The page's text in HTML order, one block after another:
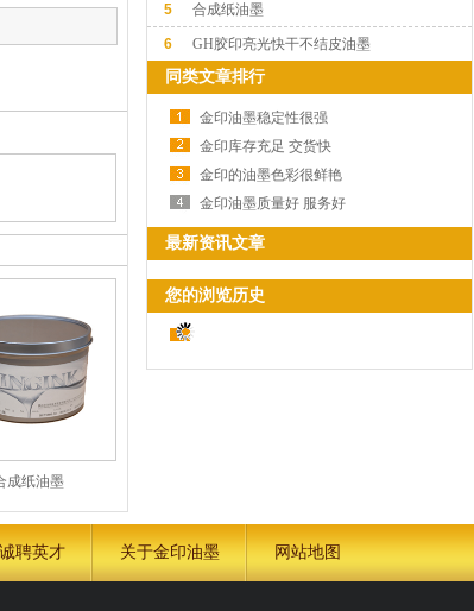
成纸油墨
5 合成纸油墨
6 GH胶印亮光快干不结皮油墨
同类文章排行
金印油墨稳定性很强
金印库存充足 交货快
金印的油墨色彩很鲜艳
金印油墨质量好 服务好
最新资讯文章
您的浏览历史
诚聘英才 关于金印油墨 网站地图